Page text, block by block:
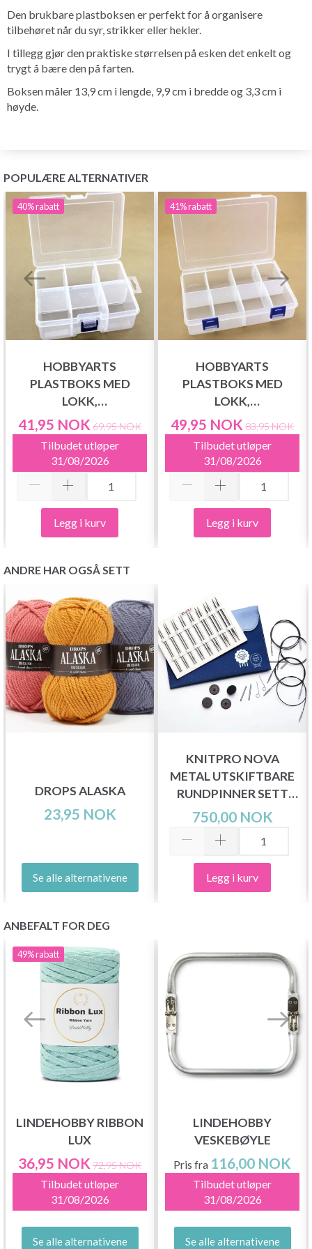
Den brukbare plastboksen er perfekt for å organisere
tilbehøret når du syr, strikker eller hekler.
I tillegg gjør den praktiske størrelsen på esken det enkelt og
trygt å bære den på farten.
Boksen måler 13,9 cm i lengde, 9,9 cm i bredde og 3,3 cm i
høyde.
POPULÆRE ALTERNATIVER
40%rabatt
HOBBYARTS
PLASTBOKS MED
LOKK,
GJENNOMSIKTIG,
16,5X12 CM, 6 ROM
41,95 NOK 69,95 NOK
Tilbudet utløper
31/08/2026
Legg i kurv
41%rabatt
HOBBYARTS
PLASTBOKS MED
LOKK,
GJENNOMSIKTIG,
20X13,5 CM, 8 ROM
49,95 NOK 83,95 NOK
Tilbudet utløper
31/08/2026
Legg i kurv
ANDRE HAR OGSÅ SETT
DROPS ALASKA
23,95 NOK
Se alle alternativene
KNITPRO NOVA
METAL UTSKIFTBARE
RUNDPINNER SETT
DELUXE
750,00 NOK
Legg i kurv
ANBEFALT FOR DEG
49%rabatt
LINDEHOBBY RIBBON
LUX
36,95 NOK 72,95 NOK
Tilbudet utløper
31/08/2026
Se alle alternativene
LINDEHOBBY
VESKEBØYLE
Pris fra 116,00 NOK
Tilbudet utløper
31/08/2026
Se alle alternativene